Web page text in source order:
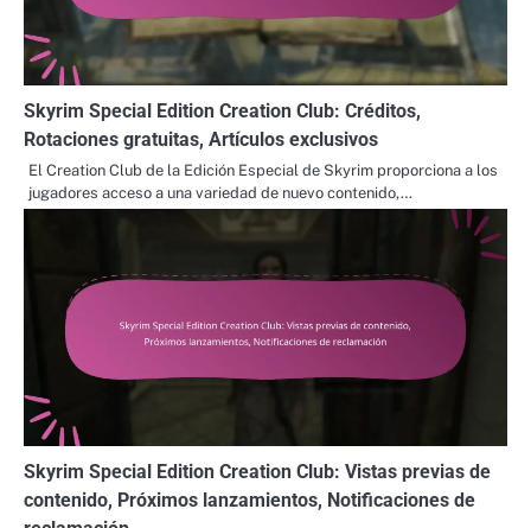
Skyrim Special Edition Creation Club: Créditos,
Rotaciones gratuitas, Artículos exclusivos
El Creation Club de la Edición Especial de Skyrim proporciona a los
jugadores acceso a una variedad de nuevo contenido,…
Skyrim Special Edition Creation Club: Vistas previas de
contenido, Próximos lanzamientos, Notificaciones de